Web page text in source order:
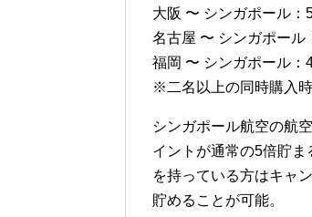
大阪 〜 シンガポール：
名古屋 〜 シンガポール
福岡 〜 シンガポール：
※二名以上の同時購入
シンガポール航空の航
イントが通常の5倍貯
を持っている方はキャ
貯めることが可能。